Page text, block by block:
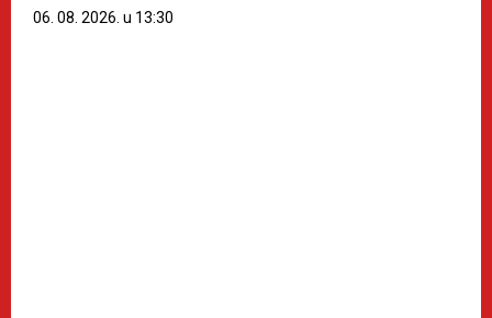
06. 08. 2026. u 13:30